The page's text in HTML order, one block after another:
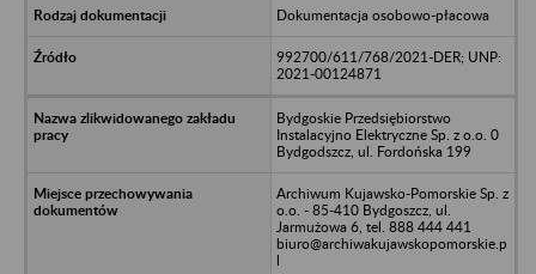
Dokumentacja osobowo-płacowa
992700/611/768/2021-DER; UNP:
2021-00124871
Bydgoskie Przedsiębiorstwo
Instalacyjno Elektryczne Sp. z o.o. 0
Bydgodszcz, ul. Fordońska 199
Archiwum Kujawsko-Pomorskie Sp. z
o.o. - 85-410 Bydgoszcz, ul.
Jarmużowa 6, tel. 888 444 441
biuro@archiwakujawskopomorskie.p
l